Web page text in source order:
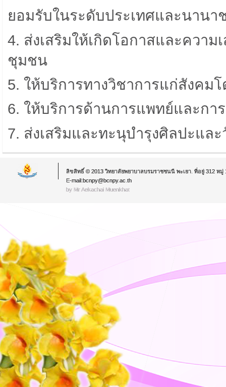
ยอมรับในระดับประเทศและนานา
4. ส่งเสริมให้เกิดโอกาสและควา
ชุมชน
5. ให้บริการทางวิชาการแก่สังค
6. ให้บริการด้านการแพทย์และกา
7. ส่งเสริมและทะนุบํารุงศิลปะแล
ลิขสิทธิ์ © 2013 วิทยาลัยพยาบาลบรมราชชนนี พะเยา. ที่อยู่ 312 หมู่
E-mail:bcnpy@bcnpy.ac.th
by Mr.Aekachai Muenkhat